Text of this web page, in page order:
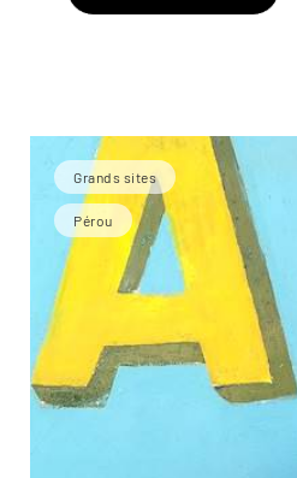
Grands sites
Pérou